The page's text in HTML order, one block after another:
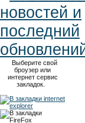
Выберите свой
броузер или
интернет сервис
закладок.